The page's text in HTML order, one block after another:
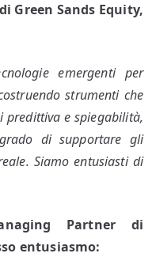
Green Sands Equity,
emergenti per
strumenti che
predittiva e spiegabilità,
di supportare gli
Siamo entusiasti di
Partner di
entusiasmo: